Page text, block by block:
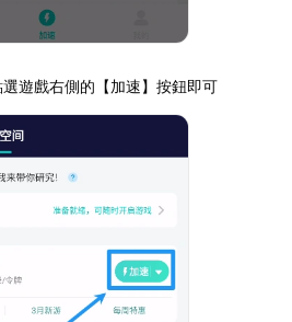
遊戲右側的【加速】按鈕即可